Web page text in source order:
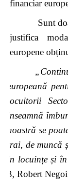
financiar
Sunt doar
justifica
europene
europeană
locuitorii
înseamnă
noastră se
trai, de
în locuințe și
3, Robert